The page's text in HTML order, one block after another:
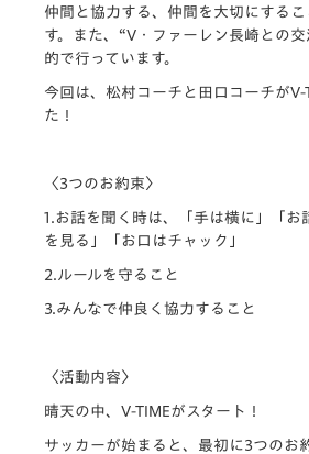
仲間と協力する、仲間を大切にする
す。
また、“V・ファーレン長崎との交
的で行っています。
今回は、松村コーチと田口コーチがV-
た！
〈3つのお約束〉
1.お話を聞く時は、「手は横に」「 お
を見る」「お口はチャック」
2.ルールを守ること
3.みんなで仲良く協力すること
〈活動内容〉
晴天の中、V-TIMEがスタート！
サッカーが始まると、最初に3つのお